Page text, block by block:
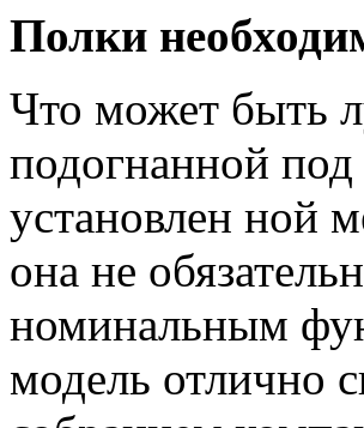
Полки
Что может быть
подогнанной
установлен ной
она не
номинальным
модель отлично